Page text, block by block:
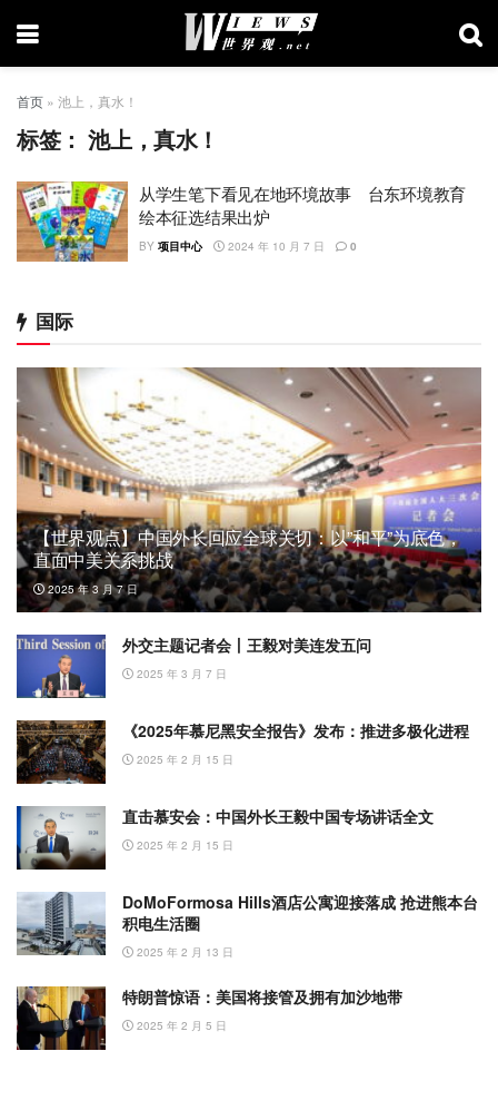
首页 » 池上，真水！
标签：池上，真水！
从学生笔下看见在地环境故事 台东环境教育
绘本征选结果出炉
BY 项目中心 2024 年 10 月 7 日 0
国际
【世界观点】中国外长回应全球关切：以”和平”为底色，
直面中美关系挑战
2025 年 3 月 7 日
外交主题记者会丨王毅对美连发五问
2025 年 3 月 7 日
《2025年慕尼黑安全报告》发布：推进多极化进程
2025 年 2 月 15 日
直击慕安会：中国外长王毅中国专场讲话全文
2025 年 2 月 15 日
DoMoFormosa Hills酒店公寓迎接落成 抢进熊本台
积电生活圈
2025 年 2 月 13 日
特朗普惊语：美国将接管及拥有加沙地带
2025 年 2 月 5 日